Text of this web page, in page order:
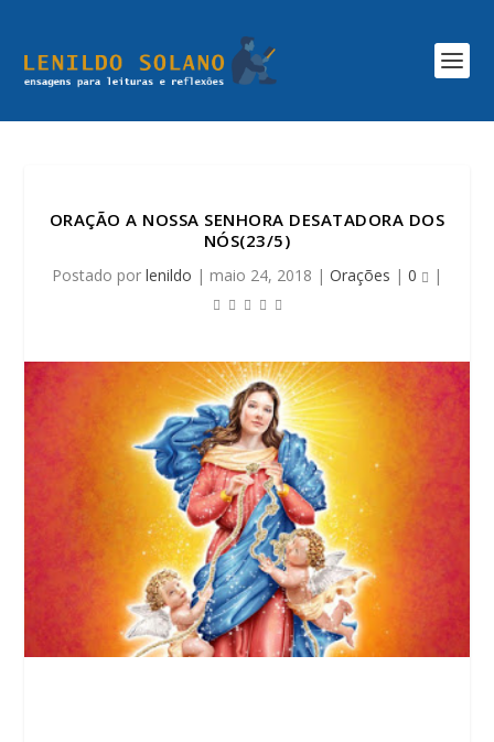
ORAÇÃO A NOSSA SENHORA DESATADORA DOS
NÓS(23/5)
Postado por lenildo | maio 24, 2018 | Orações | 0 |